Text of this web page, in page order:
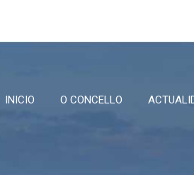
INICIO O CONCELLO